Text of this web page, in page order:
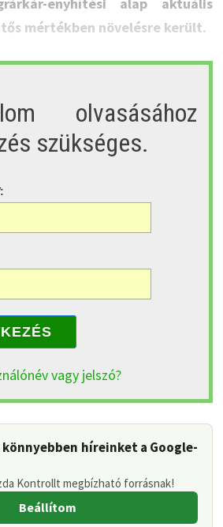
enyhítési alap aktuális
mértékben növelésre került.
olvasásához
szükséges.
vagy jelszó?
könnyebben híreinket a Google-
Kontrollt megbízható forrásnak!
Beállítom